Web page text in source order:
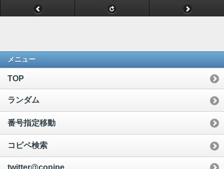
メニュー
TOP
ランダム
番号指定移動
コピペ検索